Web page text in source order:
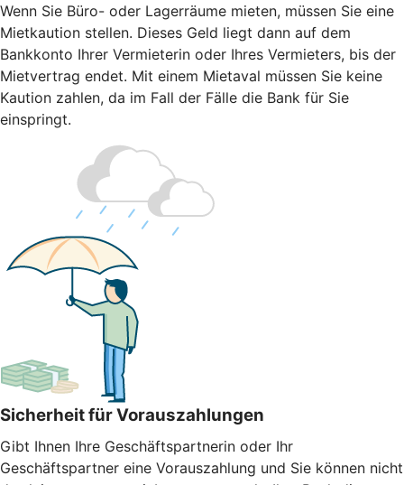
Wenn Sie Büro- oder Lagerräume mieten, müssen Sie eine
Mietkaution stellen. Dieses Geld liegt dann auf dem
Bankkonto Ihrer Vermieterin oder Ihres Vermieters, bis der
Mietvertrag endet. Mit einem Mietaval müssen Sie keine
Kaution zahlen, da im Fall der Fälle die Bank für Sie
einspringt.
Sicherheit für Vorauszahlungen
Gibt Ihnen Ihre Geschäftspartnerin oder Ihr
Geschäftspartner eine Vorauszahlung und Sie können nicht